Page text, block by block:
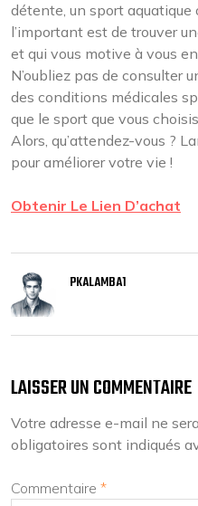
détente, un sport aquatique
l’important est de trouver
et qui vous motive à vous
N’oubliez pas de consulter
des conditions médicales
que le sport que vous
Alors, qu’attendez-vous ?
pour améliorer votre vie !
Obtenir Le Lien D’achat
PKALAMBA1
LAISSER UN COMMENTAIRE
Votre adresse e-mail ne
obligatoires sont indiqués
Commentaire *